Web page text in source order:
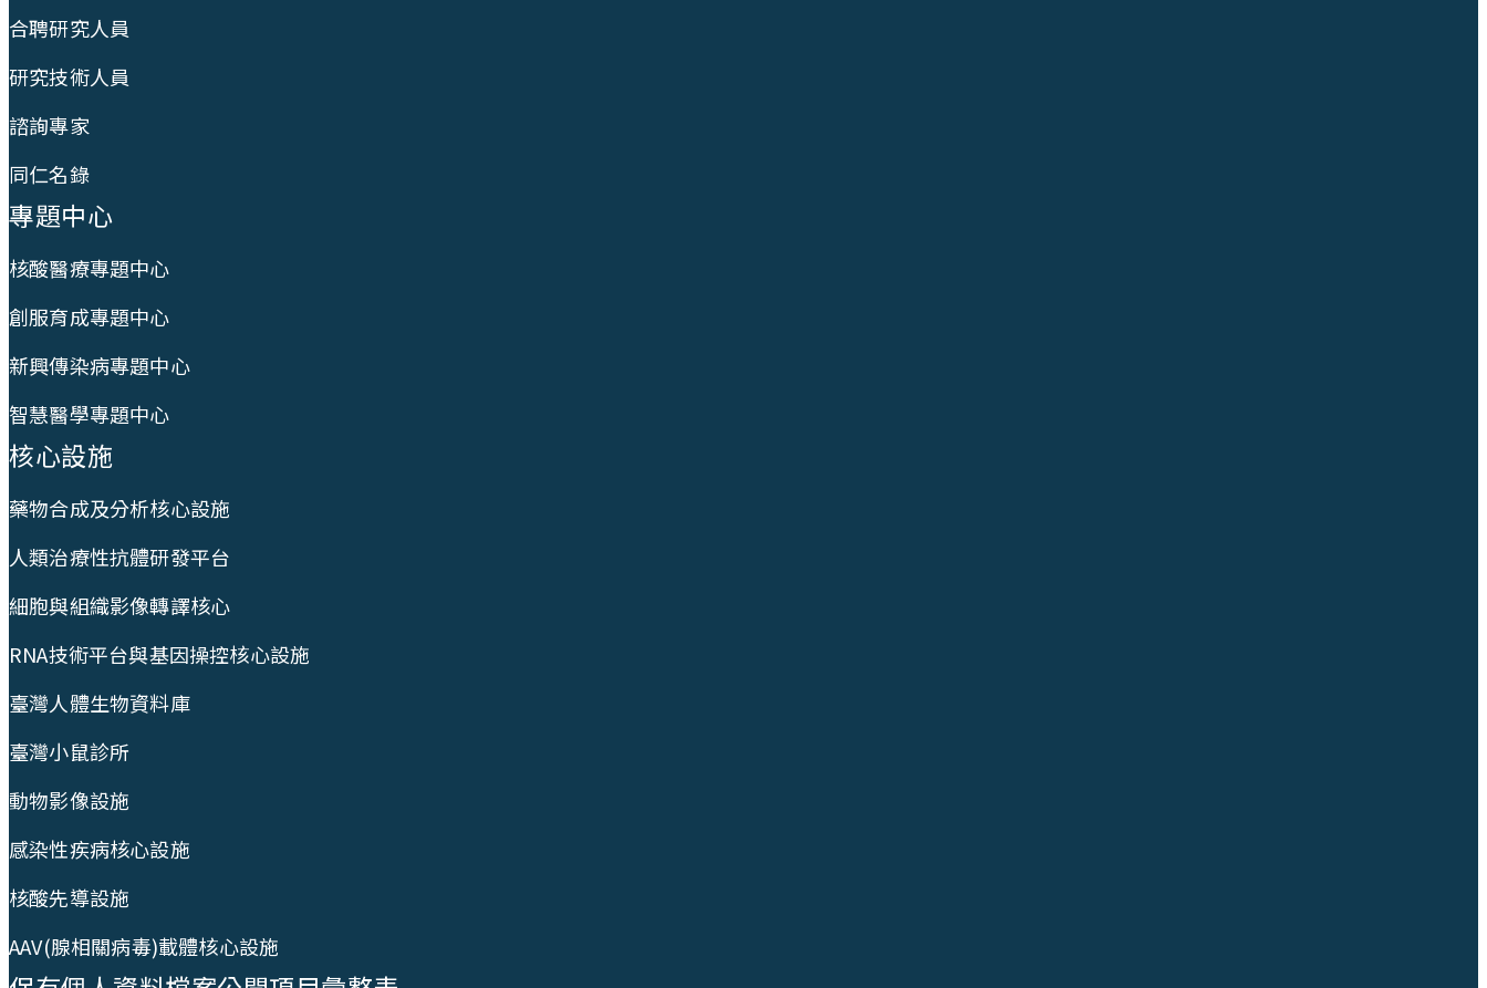
合聘研究人員
研究技術人員
諮詢專家
同仁名錄
專題中心
核酸醫療專題中心
創服育成專題中心
新興傳染病專題中心
智慧醫學專題中心
核心設施
藥物合成及分析核心設施
人類治療性抗體研發平台
細胞與組織影像轉譯核心
RNA技術平台與基因操控核心設施
臺灣人體生物資料庫
臺灣小鼠診所
動物影像設施
感染性疾病核心設施
核酸先導設施
AAV(腺相關病毒)載體核心設施